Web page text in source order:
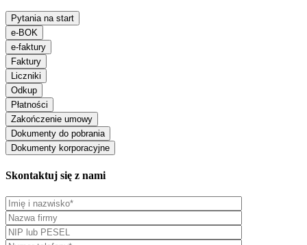
Pytania na start
e-BOK
e-faktury
Faktury
Liczniki
Odkup
Płatności
Zakończenie umowy
Dokumenty do pobrania
Dokumenty korporacyjne
Skontaktuj się z nami